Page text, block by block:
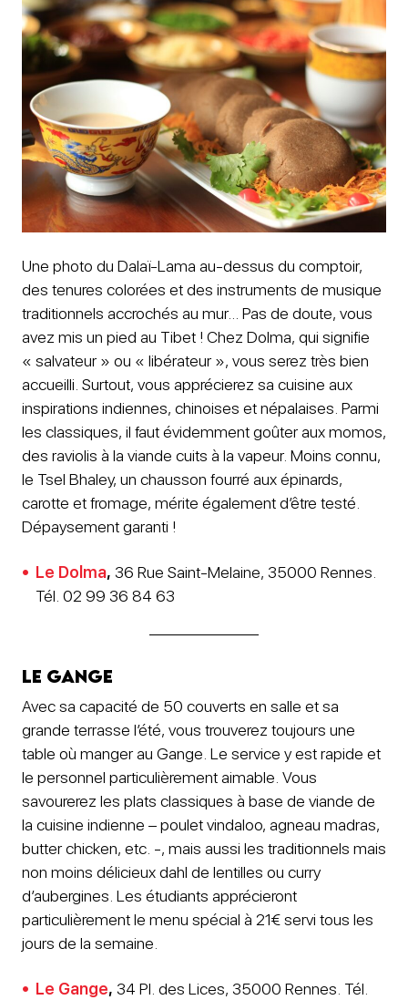
Une photo du Dalaï-Lama au-dessus du comptoir,
des tenures colorées et des instruments de musique
traditionnels accrochés au mur… Pas de doute, vous
avez mis un pied au Tibet ! Chez Dolma, qui signifie
« salvateur » ou « libérateur », vous serez très bien
accueilli. Surtout, vous apprécierez sa cuisine aux
inspirations indiennes, chinoises et népalaises. Parmi
les classiques, il faut évidemment goûter aux momos,
des raviolis à la viande cuits à la vapeur. Moins connu,
le Tsel Bhaley, un chausson fourré aux épinards,
carotte et fromage, mérite également d’être testé.
Dépaysement garanti !
Le Dolma, 36 Rue Saint-Melaine, 35000 Rennes.
Tél. 02 99 36 84 63
Le Gange
Avec sa capacité de 50 couverts en salle et sa
grande terrasse l’été, vous trouverez toujours une
table où manger au Gange. Le service y est rapide et
le personnel particulièrement aimable. Vous
savourerez les plats classiques à base de viande de
la cuisine indienne – poulet vindaloo, agneau madras,
butter chicken, etc. -, mais aussi les traditionnels mais
non moins délicieux dahl de lentilles ou curry
d’aubergines. Les étudiants apprécieront
particulièrement le menu spécial à 21€ servi tous les
jours de la semaine.
Le Gange, 34 Pl. des Lices, 35000 Rennes. Tél.